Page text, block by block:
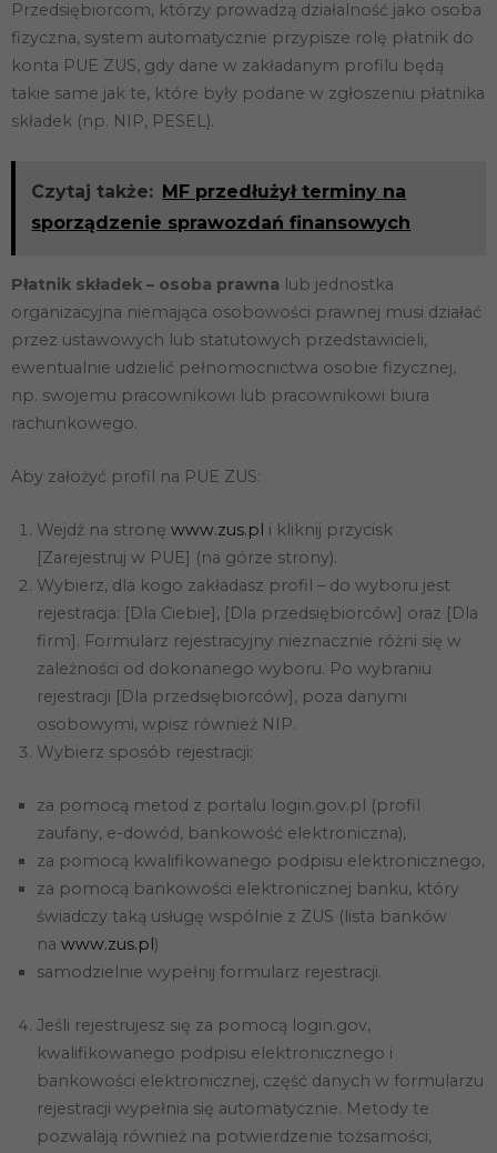
Przedsiębiorcom, którzy prowadzą działalność jako osoba
fizyczna, system automatycznie przypisze rolę płatnik do
konta PUE ZUS, gdy dane w zakładanym profilu będą
takie same jak te, które były podane w zgłoszeniu płatnika
składek (np. NIP, PESEL).
Czytaj także: MF przedłużył terminy na
sporządzenie sprawozdań finansowych
Płatnik składek – osoba prawna lub jednostka
organizacyjna niemająca osobowości prawnej musi działać
przez ustawowych lub statutowych przedstawicieli,
ewentualnie udzielić pełnomocnictwa osobie fizycznej,
np. swojemu pracownikowi lub pracownikowi biura
rachunkowego.
Aby założyć profil na PUE ZUS:
Wejdź na stronęwww.zus.pl i kliknij przycisk
[Zarejestruj w PUE] (na górze strony).
Wybierz, dla kogo zakładasz profil – do wyboru jest
rejestracja: [Dla Ciebie], [Dla przedsiębiorców] oraz [Dla
firm]. Formularz rejestracyjny nieznacznie różni się w
zależności od dokonanego wyboru. Po wybraniu
rejestracji [Dla przedsiębiorców], poza danymi
osobowymi, wpisz również NIP.
Wybierz sposób rejestracji:
za pomocą metod z portalu login.gov.pl (profil
zaufany, e-dowód, bankowość elektroniczna),
za pomocą kwalifikowanego podpisu elektronicznego,
za pomocą bankowości elektronicznej banku, który
świadczy taką usługę wspólnie z ZUS (lista banków
nawww.zus.pl)
samodzielnie wypełnij formularz rejestracji.
Jeśli rejestrujesz się za pomocą login.gov,
kwalifikowanego podpisu elektronicznego i
bankowości elektronicznej, część danych w formularzu
rejestracji wypełnia się automatycznie. Metody te
pozwalają również na potwierdzenie tożsamości,
Te pliki cookie
nie są
opcjonalne. Są
one potrzebne
funkcjonowania
strony
Abyśmy mogli
poprawić
funkcjonalność
i strukturę
strony
internetowej,
na podstawie